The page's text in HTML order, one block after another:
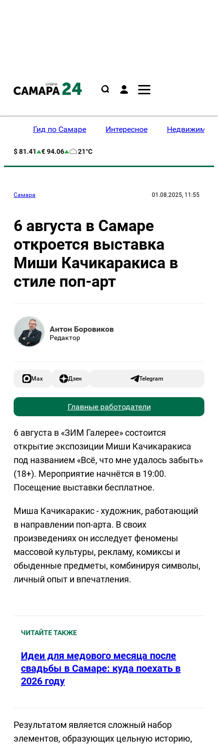
Гид по Самаре Интересное
$ 81.41 € 94.06 21°C
Самара 01.08.2025, 11:55
6 августа в Самаре
откроется выставка
Миши Качикаракиса в
стиле поп-арт
Антон Боровиков
Редактор
Max Дзен Telegram
Главные работодатели
6 августа в «ЗИМ Галерее» состоится
открытие экспозиции Миши Качикаракиса
под названием «Всё, что мне удалось забыть»
(18+). Мероприятие начнётся в 19:00.
Посещение выставки бесплатное.
Миша Качикаракис - художник, работающий
в направлении поп-арта. В своих
произведениях он исследует феномены
массовой культуры, рекламу, комиксы и
обыденные предметы, комбинируя символы,
личный опыт и впечатления.
ЧИТАЙТЕ ТАКЖЕ
Идеи для медового месяца после
свадьбы в Самаре: куда поехать в
2026 году
Результатом является сложный набор
элементов, образующих цельную историю,